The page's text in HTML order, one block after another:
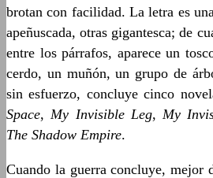
brotan con facilidad. La letra es
apeñuscada, otras gigantesca; de
entre los párrafos, aparece un
cerdo, un muñón, un grupo de
sin esfuerzo, concluye cinco
Space,My Invisible Leg, My
The Shadow Empire.
Cuando la guerra concluye, mejor